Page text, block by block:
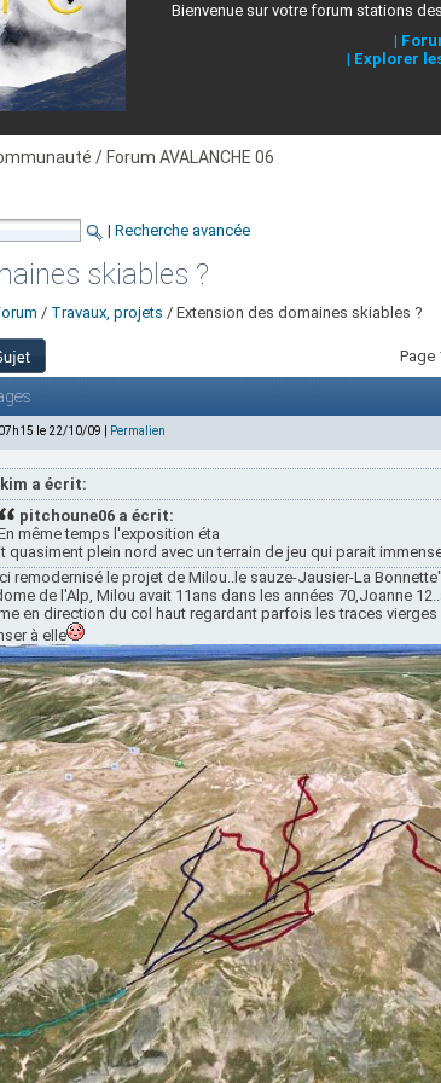
Bienvenue sur votre forum stations
|
| Explorer
/ Forum AVALANCHE 06
| Recherche avancée
skiables ?
/ Travaux, projets / Extension des domaines skiables ?
Page
le 22/10/09 | Permalien
kim a écrit:
pitchoune06 a écrit:
même temps l'exposition éta
quasiment plein nord avec un terrain de jeu qui parait
remodernisé le projet de Milou..le sauze-Jausier-La
de l'Alp, Milou avait 11ans dans les années 70,Joanne
en direction du col haut regardant parfois les traces
à elle